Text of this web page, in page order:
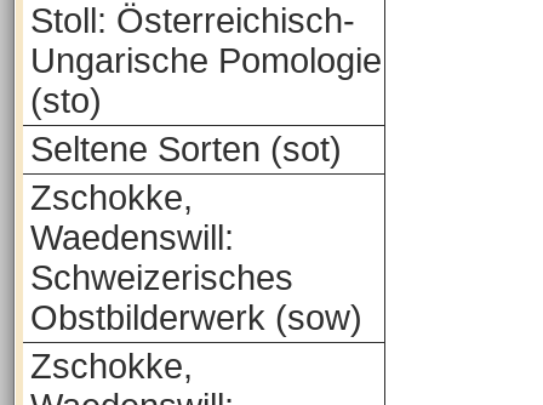
Stoll: Österreichisch-
Ungarische Pomologie
(sto)
Seltene Sorten (sot)
Zschokke,
Waedenswill:
Schweizerisches
Obstbilderwerk (sow)
Zschokke,